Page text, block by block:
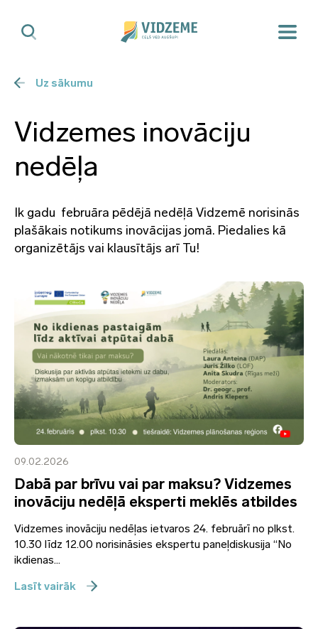
Uz sākumu
Vidzemes inovāciju
nedēļa
Ik gadu februāra pēdējā nedēļā Vidzemē norisinās
plašākais notikums inovācijas jomā. Piedalies kā
organizētājs vai klausītājs arī Tu!
09.02.2026
Dabā par brīvu vai par maksu? Vidzemes
inovāciju nedēļā eksperti meklēs atbildes
Vidzemes inovāciju nedēļas ietvaros 24. februārī no plkst.
10.30 līdz 12.00 norisināsies ekspertu paneļdiskusija “No
ikdienas...
Lasīt vairāk